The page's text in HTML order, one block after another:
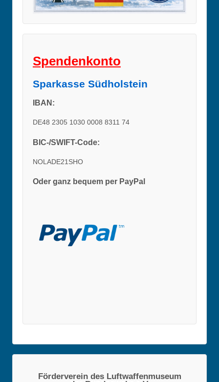
Spendenkonto
Sparkasse Südholstein
IBAN:
DE48 2305 1030 0008 8311 74
BIC-/SWIFT-Code:
NOLADE21SHO
Oder ganz bequem per PayPal
Förderverein des Luftwaffenmuseum